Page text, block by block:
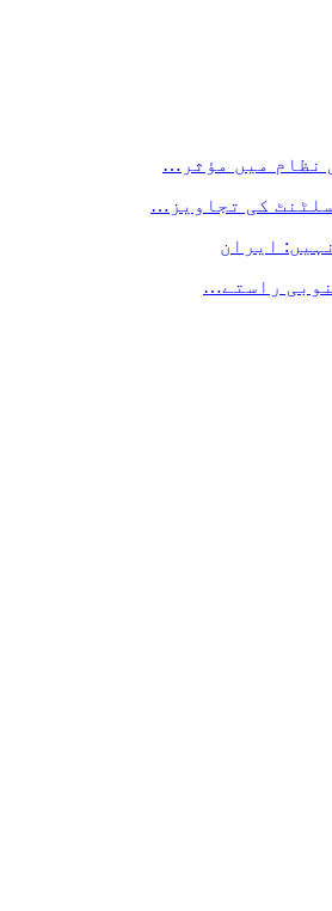
نظام میں مؤثر…
کی تجاویز…
ایران
راستے…